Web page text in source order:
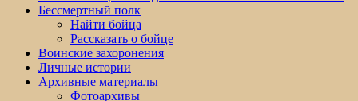
Бессмертный полк
Найти бойца
Рассказать о бойце
Воинские захоронения
Личные истории
Архивные материалы
Фотоархивы